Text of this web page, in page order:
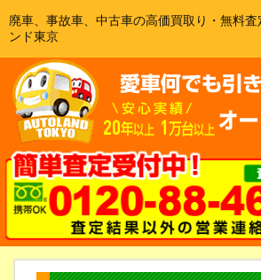
廃車、事故車、中古車の高価買取り・無料査
ンド東京